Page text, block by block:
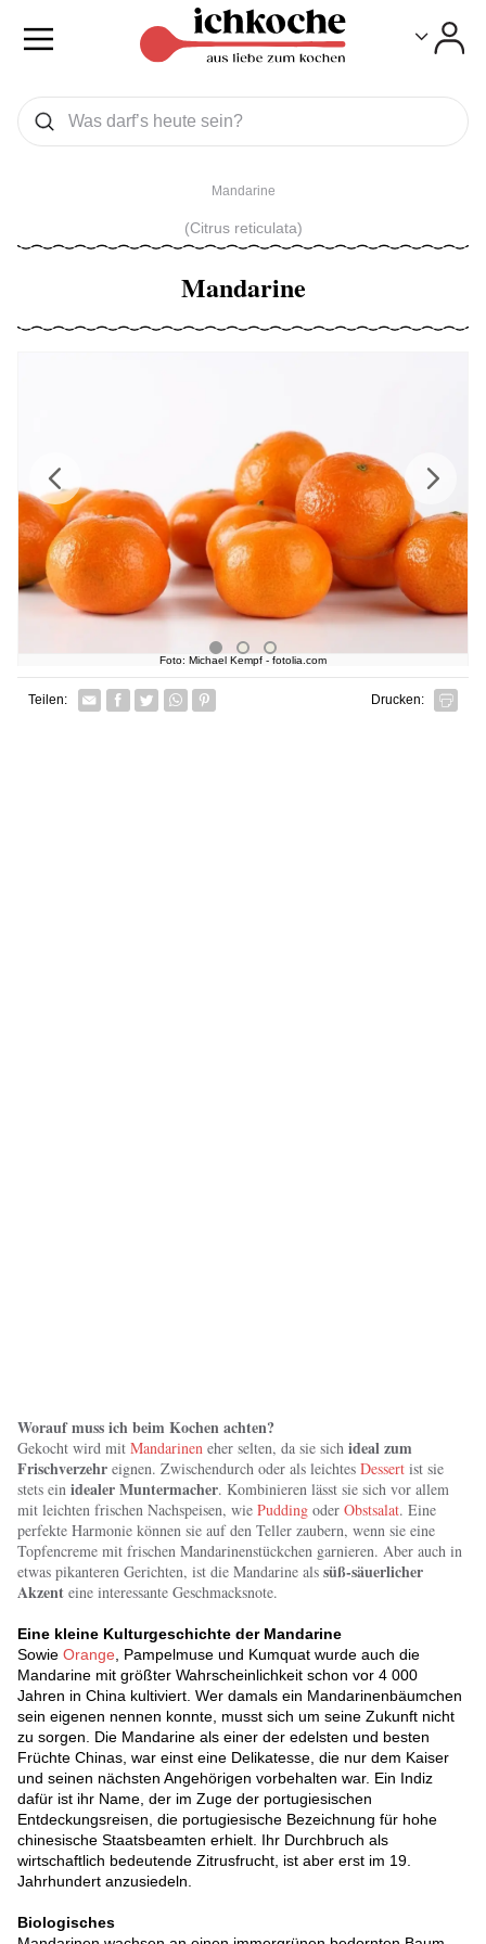
Was wollen Sie suchen
Suchen
Mandarine
(Citrus reticulata)
Mandarine
Foto: Michael Kempf - fotolia.com
Next
Previous
Teilen: Facebook
TwitterWhatsapp senden
Pin it Drucken:
Worauf muss ich beim Kochen achten?
Gekocht wird mit Mandarinen eher selten, da sie sich ideal zum
Frischverzehr eignen. Zwischendurch oder als leichtes Dessert ist sie
stets ein idealer Muntermacher. Kombinieren lässt sie sich vor allem
mit leichten frischen Nachspeisen, wie Pudding oder Obstsalat. Eine
perfekte Harmonie können sie auf den Teller zaubern, wenn sie eine
Topfencreme mit frischen Mandarinenstückchen garnieren. Aber auch in
etwas pikanteren Gerichten, ist die Mandarine als süß-säuerlicher
Akzent eine interessante Geschmacksnote.
Eine kleine Kulturgeschichte der Mandarine
Sowie Orange, Pampelmuse und Kumquat wurde auch die
Mandarine mit größter Wahrscheinlichkeit schon vor 4 000
Jahren in China kultiviert. Wer damals ein Mandarinenbäumchen
sein eigenen nennen konnte, musst sich um seine Zukunft nicht
zu sorgen. Die Mandarine als einer der edelsten und besten
Früchte Chinas, war einst eine Delikatesse, die nur dem Kaiser
und seinen nächsten Angehörigen vorbehalten war. Ein Indiz
dafür ist ihr Name, der im Zuge der portugiesischen
Entdeckungsreisen, die portugiesische Bezeichnung für hohe
chinesische Staatsbeamten erhielt. Ihr Durchbruch als
wirtschaftlich bedeutende Zitrusfrucht, ist aber erst im 19.
Jahrhundert anzusiedeln.
Biologisches